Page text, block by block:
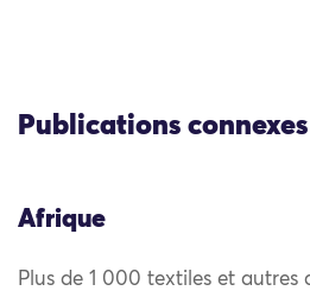
Publications connexes
Afrique
Plus de 1 000 textiles et